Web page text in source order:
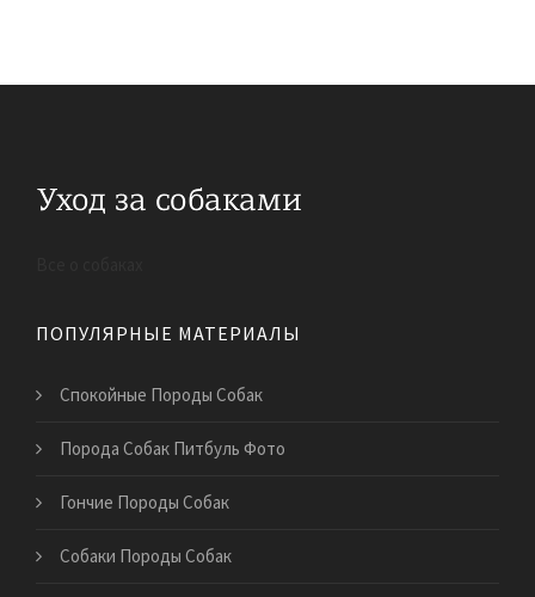
ПОПУЛЯРНЫЕ МАТЕРИАЛЫ
Спокойные Породы Собак
Порода Собак Питбуль Фото
Гончие Породы Собак
Собаки Породы Собак